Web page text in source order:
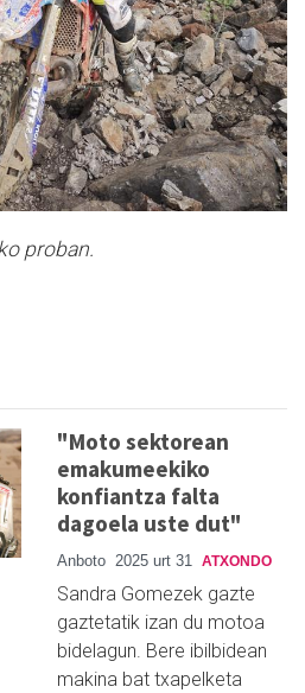
proban.
"Moto sektorean
emakumeekiko
konfiantza falta
dagoela uste dut"
Anboto 2025 urt 31 ATXONDO
Sandra Gomezek gazte
gaztetatik izan du motoa
bidelagun. Bere ibilbidean
makina bat txapelketa